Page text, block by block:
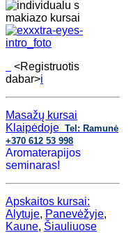
<Registruotis
dabar>i
Masažų kursai
Klaipėdoje Tel: Ramunė
+370 612 53 998
Aromaterapijos
seminaras!
Apskaitos kursai:
Alytuje, Panevėžyje,
Kaune, Šiauliuose